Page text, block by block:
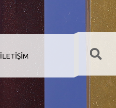
İLETİŞİM